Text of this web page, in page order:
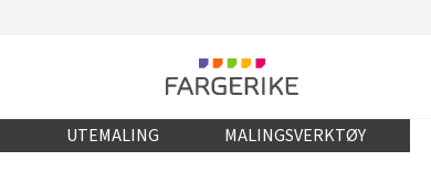
UTEMALING MALINGSVERKTØY